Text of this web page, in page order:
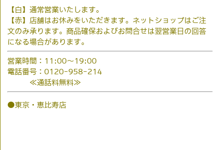
【白】通常営業いたします。
【赤】店舗はお休みをいただきます。ネットショップはご注
文のみ承ります。商品確保およびお問合せは翌営業日の回答
になる場合があります。
営業時間：11:00～19:00
電話番号：0120-958-214
≪通話料無料≫
●東京・恵比寿店